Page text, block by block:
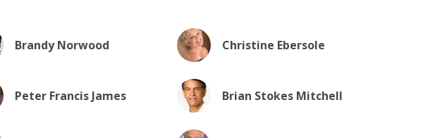
Brandy Norwood Christine Ebersole
Peter Francis James Brian Stokes Mitchell